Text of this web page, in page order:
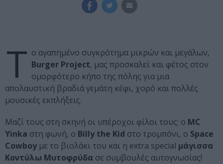
Τ ο αγαπημένο συγκρότημα μικρών και μεγάλων,
Burger Project, μας προσκαλεί και φέτος στον
ομορφότερο κήπο της πόλης για μια
απολαυστική βραδιά γεμάτη κέφι, χορό και πολλές
μουσικές εκπλήξεις.
Μαζί τους στη σκηνή οι υπέροχοι φίλοι τους: o MC
Yinka στη φωνή, o Billy the Kid στο τρομπόνι, o Space
Cowboy με το βιολάκι του και η extra special μάγισσα
Κοντύλω Μυτοφρύδα σε συμβουλές αυτογνωσίας!